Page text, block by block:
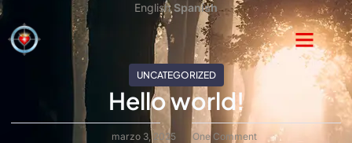
English Spanish
UNCATEGORIZED
Hello world!
marzo 3, 2025 One Comment